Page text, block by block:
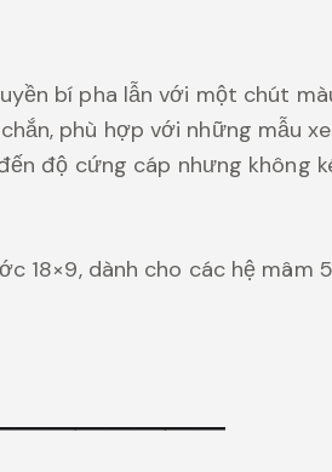
bí pha lẫn với một chút
phù hợp với những mẫu
độ cứng cáp nhưng không
18×9, dành cho các hệ mâm